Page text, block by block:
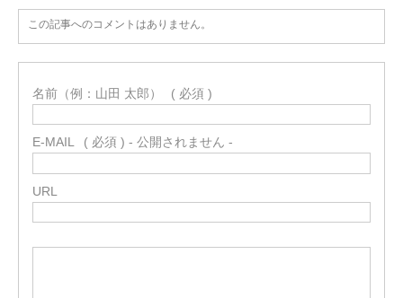
この記事へのコメントはありません。
名前（例：山田 太郎） ( 必須 )
E-MAIL ( 必須 ) - 公開されません -
URL